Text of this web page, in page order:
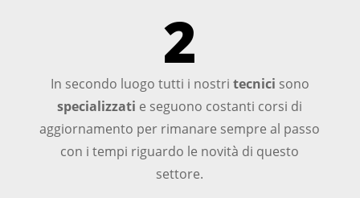
2
In secondo luogo tutti i nostri tecnici sono
specializzati e seguono costanti corsi di
aggiornamento per rimanare sempre al passo
con i tempi riguardo le novità di questo
settore.